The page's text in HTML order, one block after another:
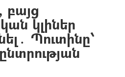
բայց
կլիներ
Պուտինը՝